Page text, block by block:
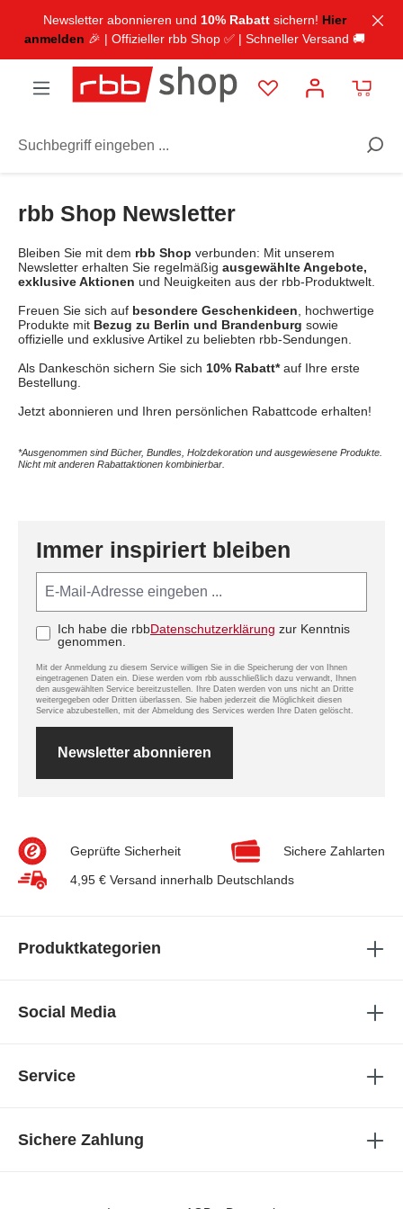
springen
Newsletter abonnieren und 10% Rabattsichern! Hier
anmelden 🎉 | Offizieller rbb Shop ✅ | Schneller Versand 🚚
rbb Shop Newsletter
Bleiben Sie mit dem rbb Shop verbunden: Mit unserem
Newsletter erhalten Sie regelmäßig ausgewählte Angebote,
exklusive Aktionen und Neuigkeiten aus der rbb-Produktwelt.
Freuen Sie sich auf besondere Geschenkideen , hochwertige
Produkte mit Bezug zu Berlin und Brandenburg sowie
offizielle und exklusive Artikel zu beliebten rbb-Sendungen.
Als Dankeschön sichern Sie sich 10% Rabatt*auf Ihre erste
Bestellung.
Jetzt abonnieren und Ihren persönlichen Rabattcode erhalten!
*Ausgenommen sind Bücher, Bundles, Holzdekoration und ausgewiesene Produkte.
Nicht mit anderen Rabattaktionen kombinierbar.
Immer inspiriert bleiben
Feld nicht ausfüllen(Spam Schutz)
Ich habe die rbbDatenschutzerklärung zur Kenntnis
genommen.
Mit der Anmeldung zu diesem Service willigen Sie in die Speicherung der von Ihnen
eingetragenen Daten ein. Diese werden vom rbb ausschließlich dazu verwandt, Ihnen
den ausgewählten Service bereitzustellen. Ihre Daten werden von uns nicht an Dritte
weitergegeben oder Dritten überlassen. Sie haben jederzeit die Möglichkeit diesen
Service abzubestellen, mit der Abmeldung des Services werden Ihre Daten gelöscht.
Newsletter abonnieren
Geprüfte Sicherheit
Sichere Zahlarten
4,95 € Versand innerhalb Deutschlands
Produktkategorien
Social Media
Service
Sichere Zahlung